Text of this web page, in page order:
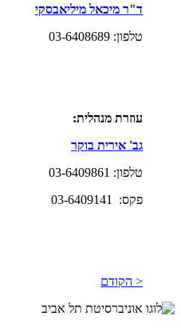
ד"ר מיכאל מיליאבסקי
טלפון: 03-6408689
עוזרת מנהלית:
גב' אירית בוקר
טלפון: 03-6409861
פקס: 03-6409141
< הקודם